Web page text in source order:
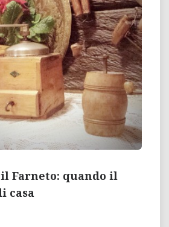
Farneto: quando il
casa